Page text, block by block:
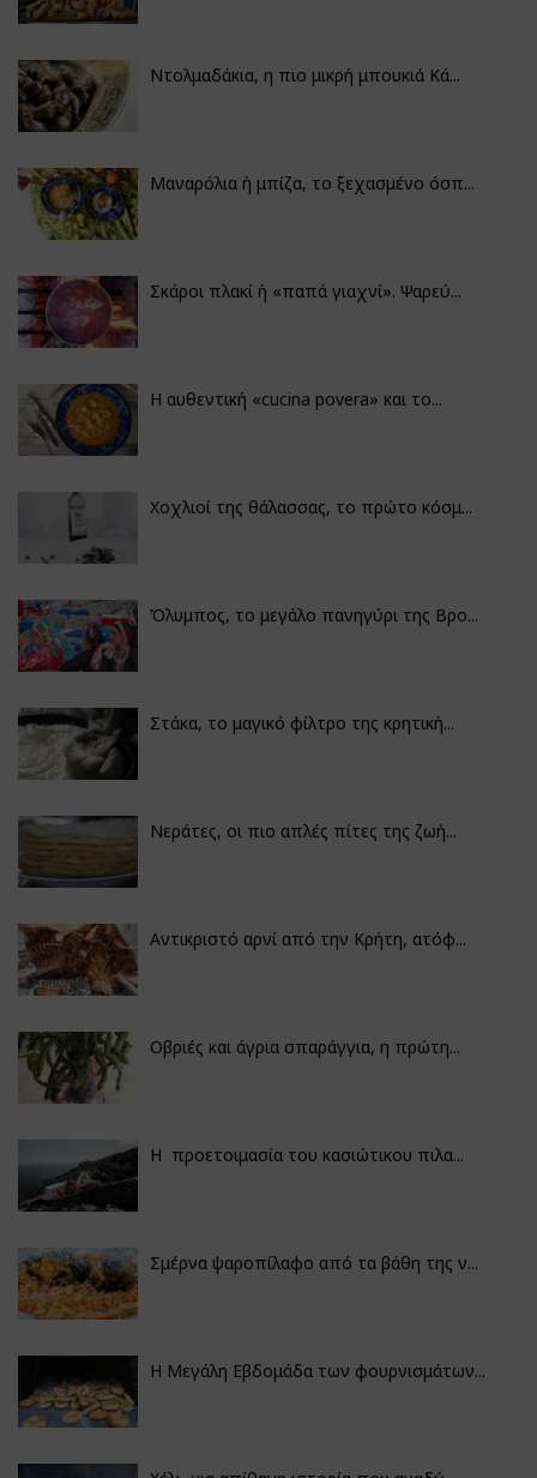
Ντολμαδάκια, η πιο μικρή μπουκιά Κά...
Μαναρόλια ή μπίζα, το ξεχασμένο όσπ...
Σκάροι πλακί ή «παπά γιαχνί». Ψαρεύ...
Η αυθεντική «cucina povera» και το...
Χοχλιοί της θάλασσας, το πρώτο κόσμ...
Όλυμπος, το μεγάλο πανηγύρι της Βρο...
Στάκα, το μαγικό φίλτρο της κρητική...
Νεράτες, οι πιο απλές πίτες της ζωή...
Αντικριστό αρνί από την Κρήτη, ατόφ...
Οβριές και άγρια σπαράγγια, η πρώτη...
Η προετοιμασία του κασιώτικου πιλα...
Σμέρνα ψαροπίλαφο από τα βάθη της ν...
Η Μεγάλη Εβδομάδα των φουρνισμάτων...